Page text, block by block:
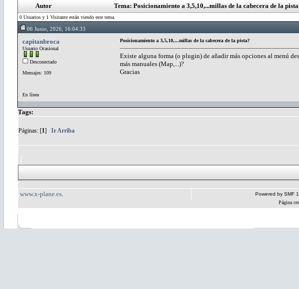
Autor Tema: Posicionamiento a 3,5,10,...millas de la cabecera de la
0 Usuarios y 1 Visitante están viendo este tema.
06 Junio, 2026, 16:04:33
capitanbroca
Usuario Ocasional
Desconectado
Mensajes: 109
En línea
Posicionamiento a 3,5,10,...millas de la cabecera de la pista?
Existe alguna forma (o plugin) de añadir más opciones al menú
más manuales (Map,...)?
Gracias
Tags:
Páginas: [1] Ir Arriba
www.x-plane.es Powered by SMF
Página